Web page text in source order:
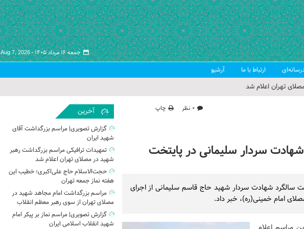
جمعه ۱۶ مرداد ۱۴۰۵ - Aug 7, 2026
ارتباط با ما آرشیو
تهران اعلام شد
تهران
سوی رهبر معظم انقلاب
اسلامی ایران
۰ نظر
چاپ
سردار سلیمانی در پایتخت
شهادت سردار شهید حاج قاسم سلیمانی از اجرای
امام خمینی(ره)، خبر داد.
آخرین
گزارش تصویری| مراسم بزرگداشت آقای
شهید ایران
تمهیدات ترافیکی مراسم بزرگداشت رهبر
شهید در مصلای تهران اعلام شد
حجت‌الاسلام حاج علی‌اکبری؛ خطیب این
هفته نماز جمعه تهران
مراسم بزرگداشت امام مجاهد شهید در
مصلای تهران از سوی رهبر معظم انقلاب
گزارش تصویری| مراسم نماز بر پیکر امام
شهید انقلاب اسلامی ایران